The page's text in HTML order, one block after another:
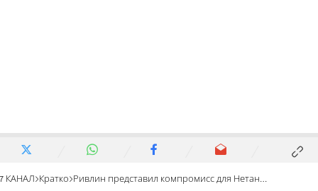
7 КАНАЛ Кратко Ривлин представил компромисс для Нетаньяху и Ганца